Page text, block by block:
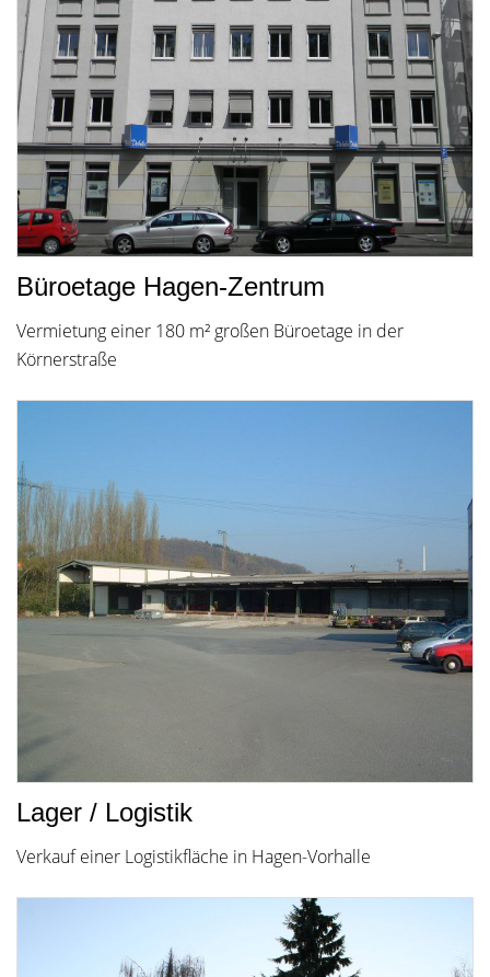
Büroetage Hagen-Zentrum
Vermietung einer 180 m² großen Büroetage in der
Körnerstraße
Lager / Logistik
Verkauf einer Logistikfläche in Hagen-Vorhalle